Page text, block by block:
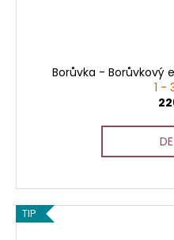
Borůvka - Borůvkový
1 -
TIP